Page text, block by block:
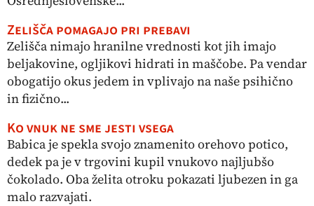
Zelišča pomagajo pri prebavi
Zelišča nimajo hranilne vrednosti kot jih imajo
beljakovine, ogljikovi hidrati in maščobe. Pa vendar
obogatijo okus jedem in vplivajo na naše psihično
in fizično...
Ko vnuk ne sme jesti vsega
Babica je spekla svojo znamenito orehovo potico,
dedek pa je v trgovini kupil vnukovo najljubšo
čokolado. Oba želita otroku pokazati ljubezen in ga
malo razvajati.